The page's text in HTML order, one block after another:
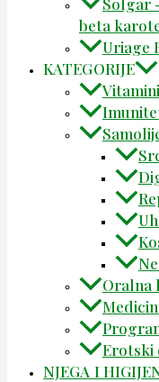
beta
Uriage
KATEGORIJE
Oralna
Erotski
NJEGA I